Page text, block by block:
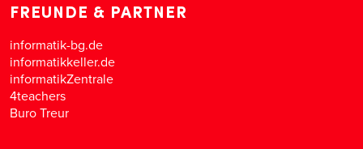
FREUNDE & PARTNER
informatik-bg.de
informatikkeller.de
informatikZentrale
4teachers
Buro Treur